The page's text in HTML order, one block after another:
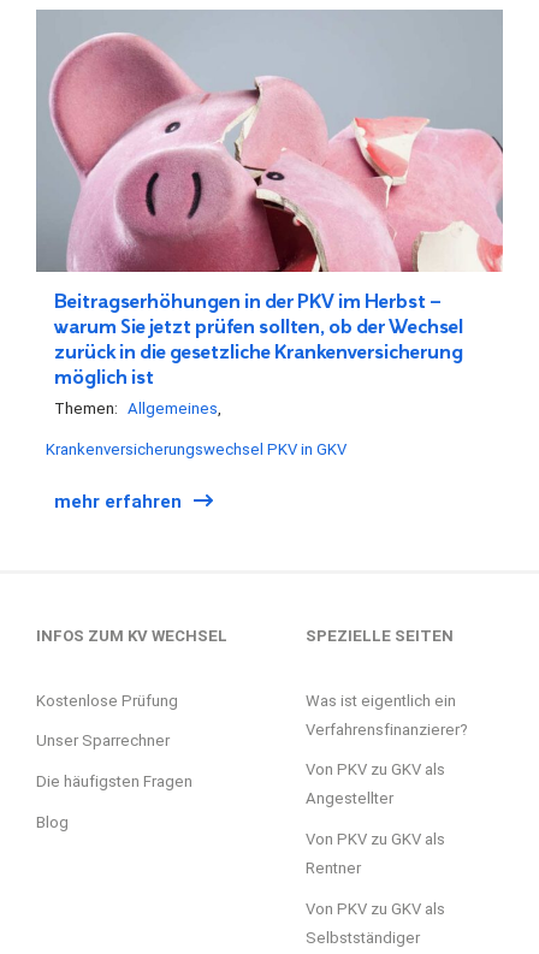
Beitragserhöhungen in der PKV im Herbst –
warum Sie jetzt prüfen sollten, ob der Wechsel
zurück in die gesetzliche Krankenversicherung
möglich ist
Themen: Allgemeines
Krankenversicherungswechsel PKV in GKV
mehr erfahren
INFOS ZUM KV WECHSEL
Kostenlose Prüfung
Unser Sparrechner
Die häufigsten Fragen
Blog
SPEZIELLE SEITEN
Was ist eigentlich ein
Verfahrensfinanzierer?
Von PKV zu GKV als
Angestellter
Von PKV zu GKV als
Rentner
Von PKV zu GKV als
Selbstständiger